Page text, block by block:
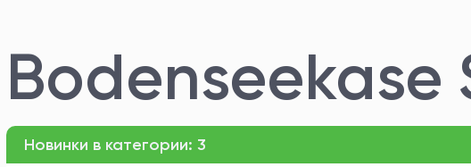
Bodenseekase
Новинки в категории: 3